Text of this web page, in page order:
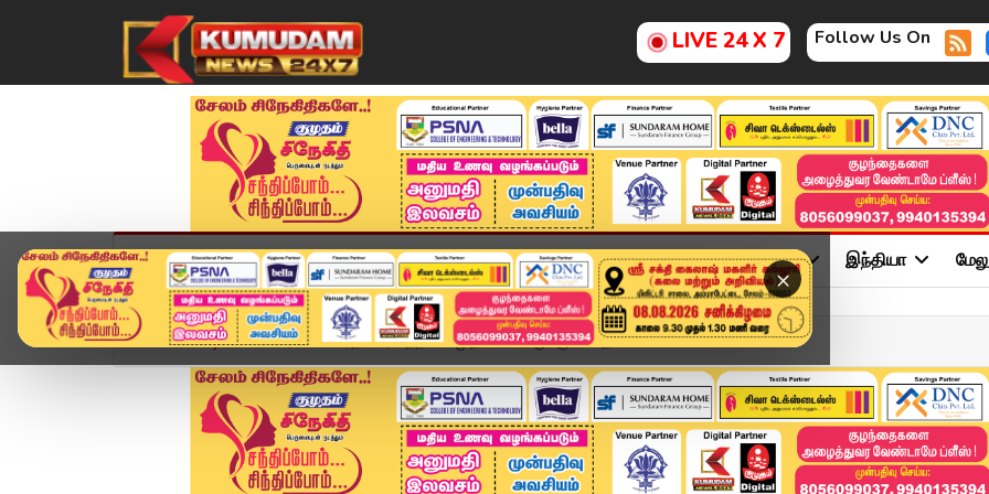
LIVE 24 X 7 Follow Us On
×
முகப்பு விளையாட்டு அண்மை தமிழ்நாடு சினிமா அரசியல் விளையாட்டு இந்தியா
Home வீடியோ ஸ்டோரி "பிரதமரை சந்திக்க முதலமைச்சருக்கு ஏன் தயக்கம்?"...